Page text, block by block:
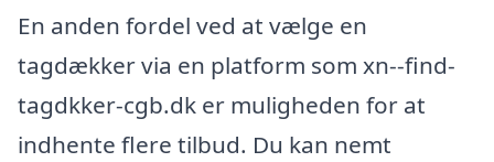
En anden fordel ved at vælge en
tagdækker via en platform som xn--find-
tagdkker-cgb.dk er muligheden for at
indhente flere tilbud. Du kan nemt